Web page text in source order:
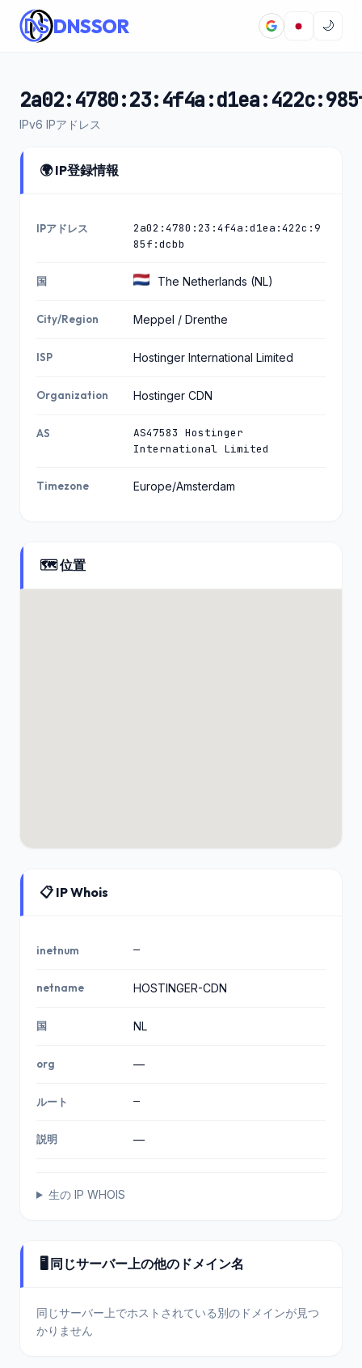
DNSSOR 🌙
IPv6 IPアドレス
🌍 IP登録情報
IPアドレス
2a02:4780:23:4f4a:d1ea:422c:9
85f:dcbb
国 The Netherlands (NL)
City/Region Meppel / Drenthe
ISP Hostinger International Limited
Organization Hostinger CDN
AS
AS47583 Hostinger
International Limited
Timezone Europe/Amsterdam
🗺️ 位置
📋 IP Whois
inetnum —
netname HOSTINGER-CDN
国 NL
org —
ルート —
説明 —
生の IP WHOIS
🖥️ 同じサーバー上の他のドメイン名
同じサーバー上でホストされている別のドメインが見つ
かりません